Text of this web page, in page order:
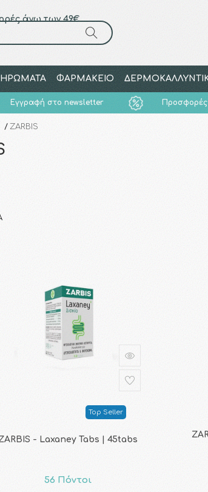
άνω των 49€
ΦΑΡΜΑΚΕΙΟ
Εγγραφή στο newsletter
/ ZARBIS
Top Seller
- Laxaney Tabs | 45tabs
56 Πόντοι